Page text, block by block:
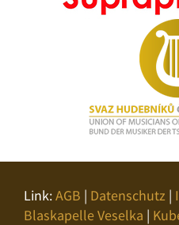
Link:AGB | Datenschutz |
Blaskapelle Veselka |